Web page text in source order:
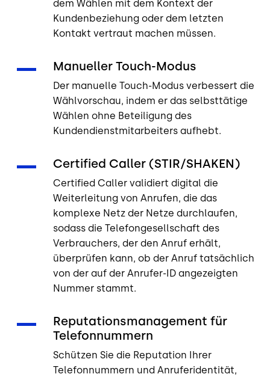
dem Wählen mit dem Kontext der
Kundenbeziehung oder dem letzten
Kontakt vertraut machen müssen.
Manueller Touch-Modus
Der manuelle Touch-Modus verbessert die
Wählvorschau, indem er das selbsttätige
Wählen ohne Beteiligung des
Kundendienstmitarbeiters aufhebt.
Certified Caller (STIR/SHAKEN)
Certified Caller validiert digital die
Weiterleitung von Anrufen, die das
komplexe Netz der Netze durchlaufen,
sodass die Telefongesellschaft des
Verbrauchers, der den Anruf erhält,
überprüfen kann, ob der Anruf tatsächlich
von der auf der Anrufer-ID angezeigten
Nummer stammt.
Reputationsmanagement für
Telefonnummern
Schützen Sie die Reputation Ihrer
Telefonnummern und Anruferidentität,